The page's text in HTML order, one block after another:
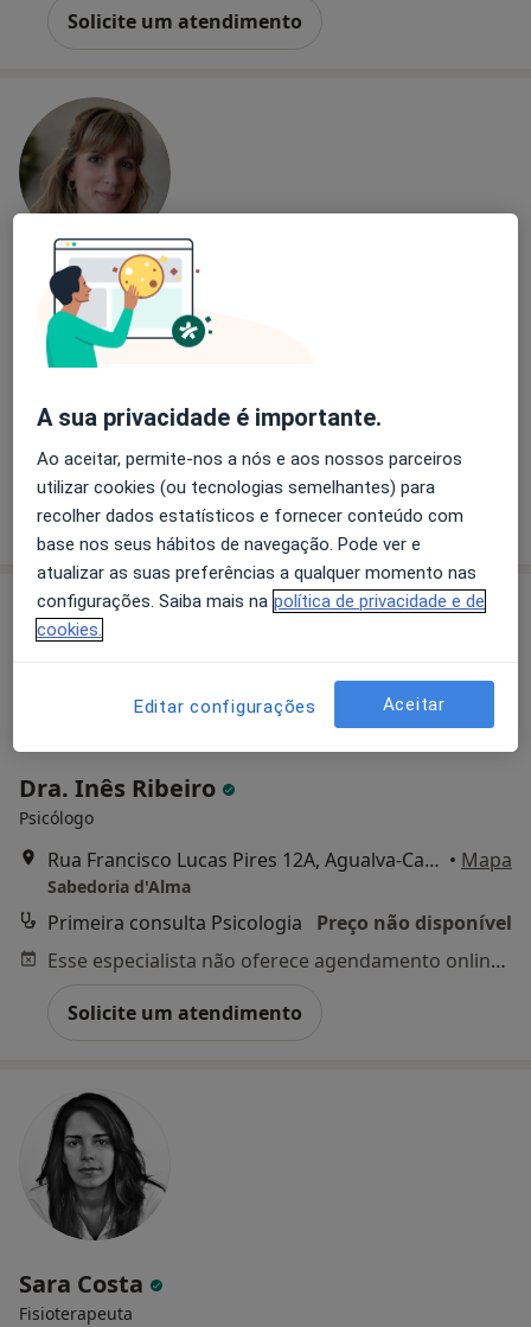
Solicite um atendimento
Ana Águas
Fisioterapeuta
Consulta domiciliar Fisioterapia
Solicite um atendimento
Dra. Inês Ribeiro
Psicólogo
Rua Francisco Lucas Pires 12A, Agualva-Cacém • Mapa
Sabedoria d'Alma
Primeira consulta Psicologia
Preço não disponível
Esse especialista não oferece agendamento online para esse endereço.
Solicite um atendimento
Sara Costa
Fisioterapeuta
A sua privacidade é importante.
Ao aceitar, permite-nos a nós e aos nossos parceiros
utilizar cookies (ou tecnologias semelhantes) para
recolher dados estatísticos e fornecer conteúdo com
base nos seus hábitos de navegação. Pode ver e
atualizar as suas preferências a qualquer momento nas
configurações. Saiba mais na política de privacidade e de
cookies.
Editar configurações Aceitar